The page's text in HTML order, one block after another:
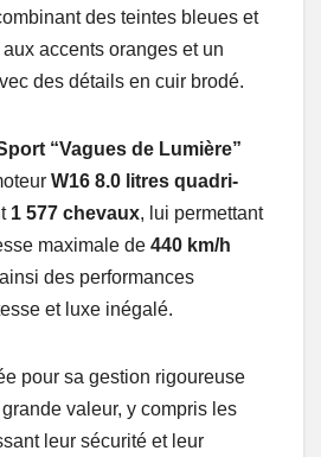
des teintes bleues et
accents oranges et un
des détails en cuir brodé.
“Vagues de Lumière”
W16 8.0 litres quadri-
1 577 chevaux, lui permettant
maximale de 440 km/h
des performances
et luxe inégalé.
pour sa gestion rigoureuse
valeur, y compris les
leur sécurité et leur